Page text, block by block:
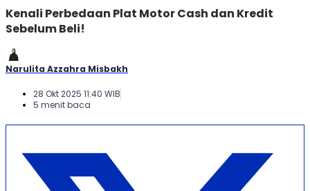
Kenali Perbedaan Plat Motor Cash dan Kredit
Sebelum Beli!
Narulita Azzahra Misbakh
28 Okt 2025 11:40 WIB
5 menit baca